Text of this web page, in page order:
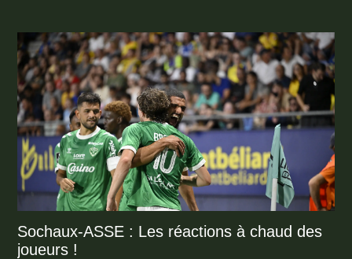
Sochaux-ASSE : Les réactions à chaud des
joueurs !